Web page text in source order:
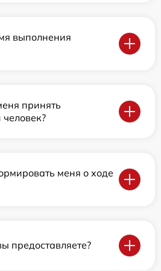
выполнения
принять
человек?
меня о ходе
предоставляете?